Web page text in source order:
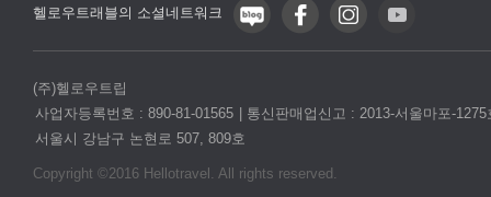
헬로우트래블의 소셜네트워크
(주)헬로우트립
사업자등록번호 : 890-81-01565
통신판매업신고 : 2013-서울마포-1275
서울시 강남구 논현로 507, 809호
Copyright ©2016 Hellotravel. All rights reserved.